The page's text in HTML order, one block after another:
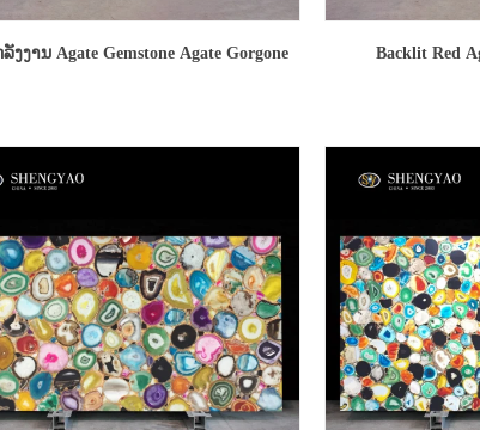
ງງານ Agate Gemstone Agate Gorgone Backlit Red